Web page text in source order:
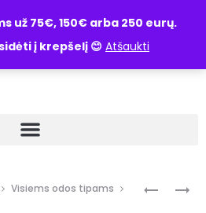
už 75€, 150€ arba 250 eurų.
į krepšelį 😊 Atšaukti
Visiems odos tipams